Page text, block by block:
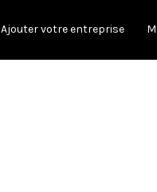
Ajouter votre entreprise